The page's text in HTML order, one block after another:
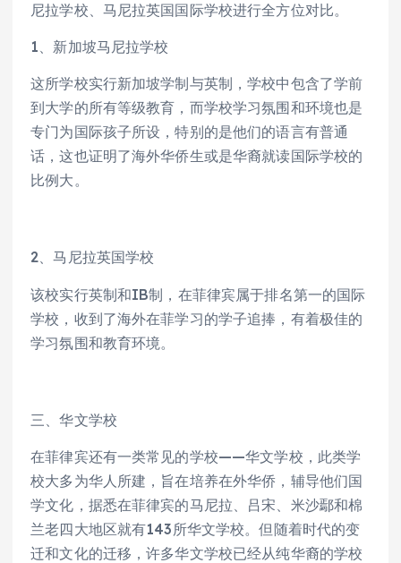
尼拉学校、马尼拉英国国际学校进行全方位对比。
1、新加坡马尼拉学校
这所学校实行新加坡学制与英制，学校中包含了学前
到大学的所有等级教育，而学校学习氛围和环境也是
专门为国际孩子所设，特别的是他们的语言有普通
话，这也证明了海外华侨生或是华裔就读国际学校的
比例大。
2、马尼拉英国学校
该校实行英制和IB制，在菲律宾属于排名第一的国际
学校，收到了海外在菲学习的学子追捧，有着极佳的
学习氛围和教育环境。
三、华文学校
在菲律宾还有一类常见的学校——华文学校，此类学
校大多为华人所建，旨在培养在外华侨，辅导他们国
学文化，据悉在菲律宾的马尼拉、吕宋、米沙鄢和棉
兰老四大地区就有143所华文学校。但随着时代的变
迁和文化的迁移，许多华文学校已经从纯华裔的学校